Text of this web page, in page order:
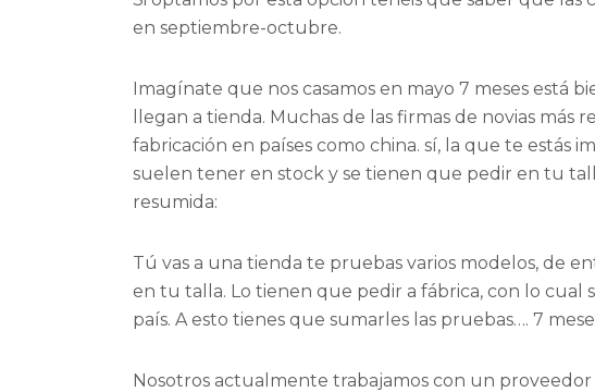
en septiembre-octubre.
Imagínate que nos casamos en mayo 7 meses está
llegan a tienda. Muchas de las firmas de novias
fabricación en países como china. sí, la que te estás
suelen tener en stock y se tienen que pedir en tu
resumida:
Tú vas a una tienda te pruebas varios modelos, de
en tu talla. Lo tienen que pedir a fábrica, con lo cual
país. A esto tienes que sumarles las pruebas…. 7
Nosotros actualmente trabajamos con un